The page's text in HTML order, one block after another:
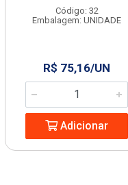
Código: 32
Embalagem: UNIDADE
R$ 75,16/UN
Adicionar